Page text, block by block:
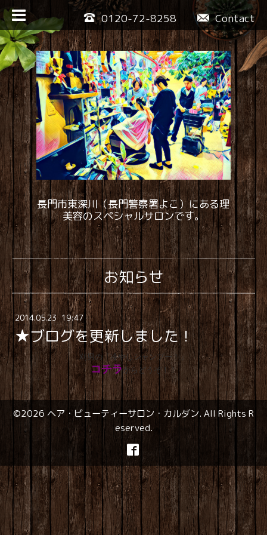
Contact
0120-72-8258
長門市東深川（長門警察署よこ）にある理
美容のスペシャルサロンです。
お知らせ
2014.05.23 19:47
★ブログを更新しました！
刈男の「冷やしシャンプー！」
コチラからどうぞ！！
©2026 ヘア・ビューティーサロン・カルダン. All Rights R
eserved.